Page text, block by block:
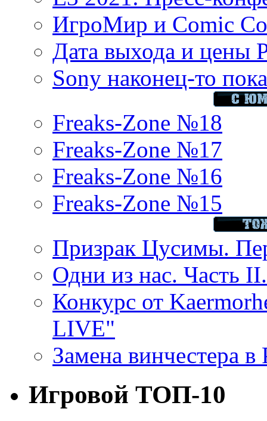
ИгроМир и Comic
Дата выхода и цены
Sony наконец-то
Freaks-Zone №18
Freaks-Zone №17
Freaks-Zone №16
Freaks-Zone №15
Призрак Цусимы.
Одни из нас. Часть
Конкурс от
LIVE"
Замена винчестера
Игровой ТОП-10